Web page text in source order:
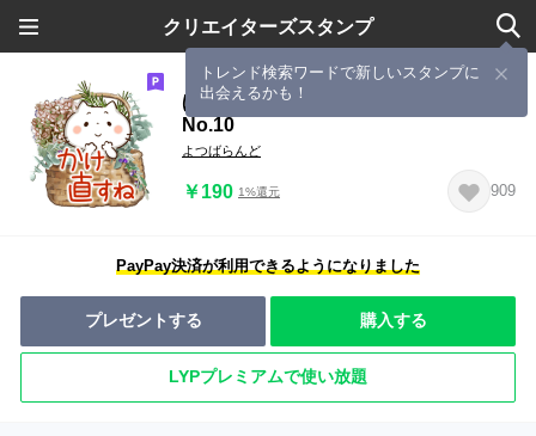
クリエイターズスタンプ
トレンド検索ワードで新しいスタンプに
出会えるかも！
ほんわかさん【家族・友達に日常用】
No.10
よつばらんど
￥190 1%還元 909
PayPay決済が利用できるようになりました
プレゼントする 購入する
LYPプレミアムで使い放題